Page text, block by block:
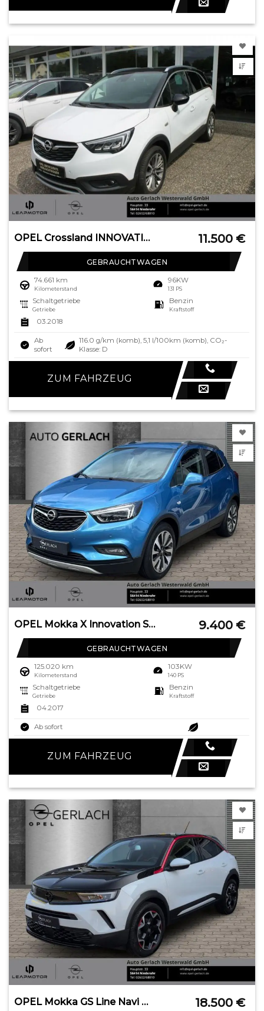
OPEL Crossland INNOVATION 1.2 Turbo Innovation Navi L 11.500 €
GEBRAUCHTWAGEN
74.661 km
Kilometerstand
96KW
131 PS
Schaltgetriebe
Getriebe
Benzin
Kraftstoff
03.2018
Ab
sofort
116.0 g/km (komb), 5,1 l/100km (komb), CO₂-
Klasse: D
ZUM FAHRZEUG
OPEL Mokka X Innovation Start Stop LED Apple CarPlay 9.400 €
GEBRAUCHTWAGEN
125.020 km
Kilometerstand
103KW
140 PS
Schaltgetriebe
Getriebe
Benzin
Kraftstoff
04.2017
Ab sofort
ZUM FAHRZEUG
OPEL Mokka GS Line Navi Digitales Cockpit LED Blendfr 18.500 €